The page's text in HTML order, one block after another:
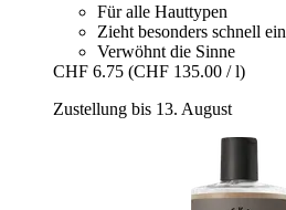
Für alle Hauttypen
Zieht besonders schnell ein
Verwöhnt die Sinne
CHF 6.75 (CHF 135.00 / l)
Zustellung bis 13. August